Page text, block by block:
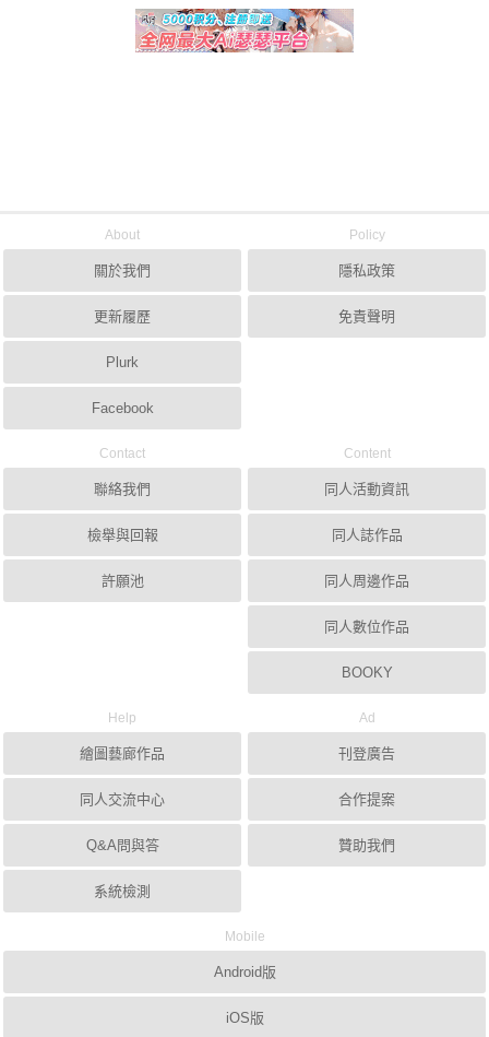
About
關於我們
更新履歷
Plurk
Facebook
Policy
隱私政策
免責聲明
Contact
聯絡我們
檢舉與回報
許願池
Content
同人活動資訊
同人誌作品
同人周邊作品
同人數位作品
BOOKY
Help
繪圖藝廊作品
同人交流中心
Q&A問與答
系統檢測
Ad
刊登廣告
合作提案
贊助我們
Mobile
Android版
iOS版